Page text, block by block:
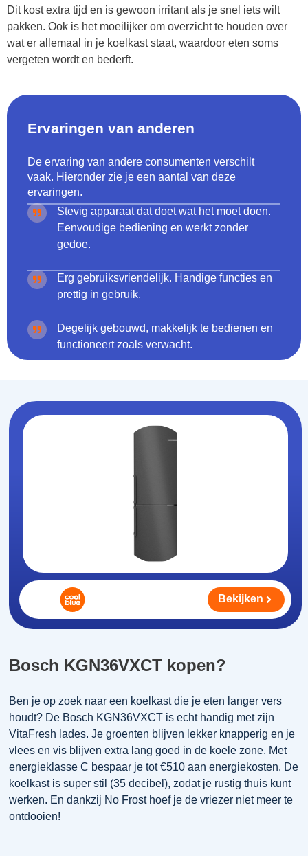
Dit kost extra tijd en is gewoon irritant als je snel iets wilt
pakken. Ook is het moeilijker om overzicht te houden over
wat er allemaal in je koelkast staat, waardoor eten soms
vergeten wordt en bederft.
Ervaringen van anderen
De ervaring van andere consumenten verschilt
vaak. Hieronder zie je een aantal van deze
ervaringen.
Stevig apparaat dat doet wat het moet doen.
Eenvoudige bediening en werkt zonder
gedoe.
Erg gebruiksvriendelijk. Handige functies en
prettig in gebruik.
Degelijk gebouwd, makkelijk te bedienen en
functioneert zoals verwacht.
Bosch KGN36VXCT kopen?
Ben je op zoek naar een koelkast die je eten langer vers
houdt? De Bosch KGN36VXCT is echt handig met zijn
VitaFresh lades. Je groenten blijven lekker knapperig en je
vlees en vis blijven extra lang goed in de koele zone. Met
energieklasse C bespaar je tot €510 aan energiekosten. De
koelkast is super stil (35 decibel), zodat je rustig thuis kunt
werken. En dankzij No Frost hoef je de vriezer niet meer te
ontdooien!
Bekijken